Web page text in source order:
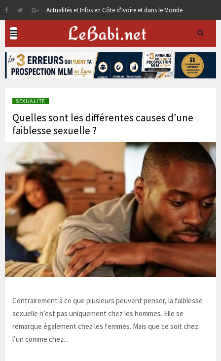
Actualités et Infos en Côte d'Ivoire et dans le Monde
SEXUALITE
Quelles sont les différentes causes d’une
faiblesse sexuelle ?
Contrairement à ce que plusieurs peuvent penser, la faiblesse
sexuelle n’est pas uniquement chez les hommes. Elle se
remarque également chez les femmes. Mais que ce soit chez
l’un comme chez...